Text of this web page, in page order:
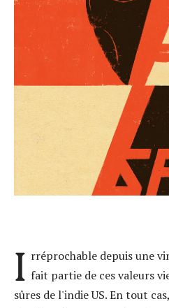
I rréprochable depuis une
fait partie de ces valeurs
sûres de l'indie US. En tout